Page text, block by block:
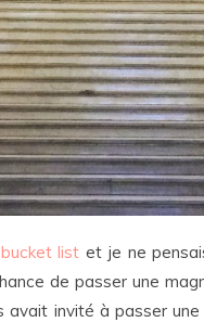
bucket list et je ne
de passer une
avait invité à passer